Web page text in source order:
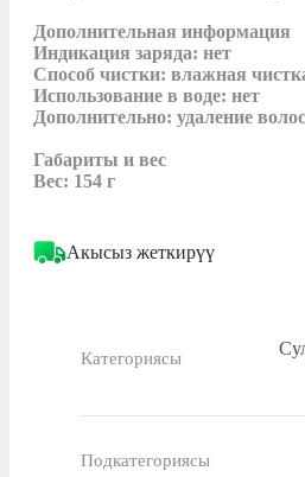
Дополнительная информация
Индикация заряда: нет
Способ чистки: влажная
Использование в воде: нет
Дополнительно: удаление
Габариты и вес
Вес: 154 г
Акысыз жеткирүү
Категориясы
Подкатегориясы